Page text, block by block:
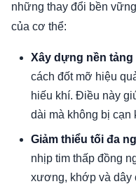
những thay đổi bền
của cơ thể:
Xây dựng nền
cách đốt mỡ hiệu
hiếu khí. Điều này
dài mà không bị cạn
Giảm thiểu tối đa
nhịp tim thấp đồng
xương, khớp và dây